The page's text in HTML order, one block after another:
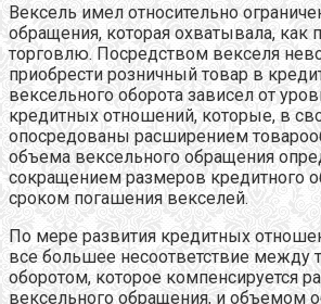
Вексель имел относительно
обращения, которая охватывала, как
торговлю. Посредством векселя
приобрести розничный товар в
вексельного оборота зависел от
кредитных отношений, которые, в
опосредованы расширением
объема вексельного обращения
сокращением размеров кредитного
сроком погашения векселей.
По мере развития кредитных
все большее несоответствие между
оборотом, которое компенсируется
вексельного обращения, и объемом